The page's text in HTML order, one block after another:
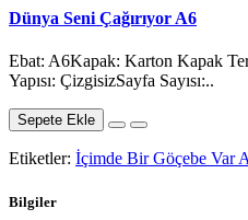
Dünya Seni Çağırıyor A6
Ebat: A6Kapak: Karton Kapak
Yapısı: ÇizgisizSayfa Sayısı:..
Sepete Ekle
Etiketler: İçimde Bir Göçebe Var
Bilgiler